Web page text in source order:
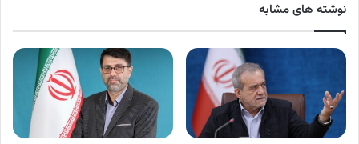
نوشته های مشابه